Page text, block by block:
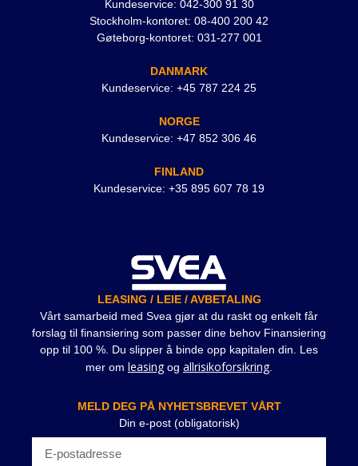
Kundeservice: 042-300 91 30
Stockholm-kontoret: 08-400 200 42
Gøteborg-kontoret: 031-277 001
DANMARK
Kundeservice: +45 787 224 25
NORGE
Kundeservice: +47 852 306 46
FINLAND
Kundeservice: +35 895 607 78 19
LEASING / LEIE / AVBETALING
Vårt samarbeid med Svea gjør at du raskt og enkelt får
forslag til finansiering som passer dine behov Finansiering
opp til 100 %. Du slipper å binde opp kapitalen din. Les
mer om leasingog allrisikoforsikring.
MELD DEG PÅ NYHETSBREVET VÅRT
Din e-post (obligatorisk)